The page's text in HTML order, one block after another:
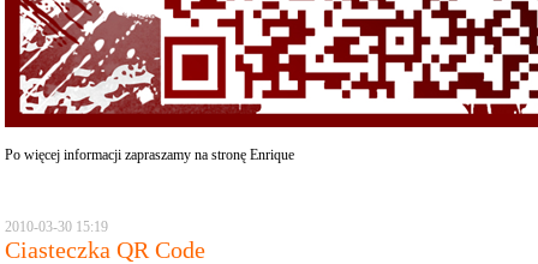
Po więcej informacji zapraszamy na stronęEnrique
2010-03-30 15:19
Ciasteczka QR Code